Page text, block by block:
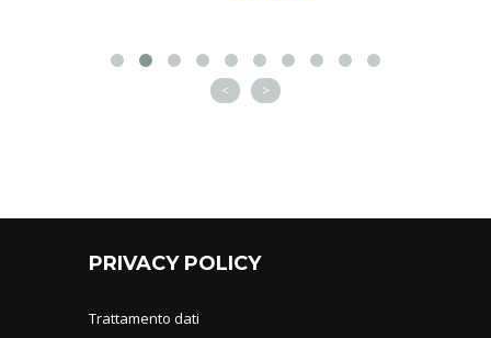
< >
PRIVACY POLICY
Trattamento dati